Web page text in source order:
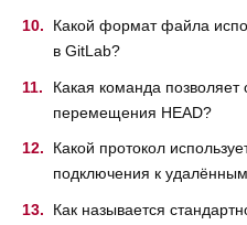
Какой формат файла
в GitLab?
Какая команда позволяет
перемещения HEAD?
Какой протокол
подключения к
Как называется